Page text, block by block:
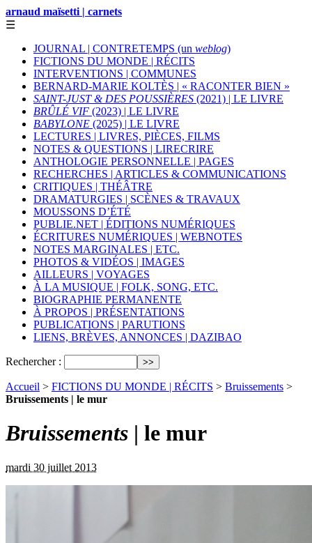
arnaud maïsetti | carnets
☰
JOURNAL | CONTRETEMPS (un weblog)
FICTIONS DU MONDE | RÉCITS
INTERVENTIONS | COMMUNES
BERNARD-MARIE KOLTÈS | « RACONTER BIEN »
SAINT-JUST & DES POUSSIÈRES (2021) | LE LIVRE
BRÛLÉ VIF (2023) | LE LIVRE
BABYLONE (2025) | LE LIVRE
LECTURES | LIVRES, PIÈCES, FILMS
NOTES & QUESTIONS | LIRECRIRE
ANTHOLOGIE PERSONNELLE | PAGES
RECHERCHES | ARTICLES & COMMUNICATIONS
CRITIQUES | THÉÂTRE
DRAMATURGIES | SCÈNES & TRAVAUX
MOUSSONS D’ÉTÉ
PUBLIE.NET | ÉDITIONS NUMÉRIQUES
ÉCRITURES NUMÉRIQUES | WEBNOTES
NOTES MARGINALES | ETC.
PHOTOS & VIDÉOS | IMAGES
AILLEURS | VOYAGES
À LA MUSIQUE | FOLK, SONG, ETC.
BIOGRAPHIE PERMANENTE
À PROPOS | PRÉSENTATIONS
PUBLICATIONS | PARUTIONS
LIENS, BRÈVES, ANNONCES | DAZIBAO
Rechercher :
Accueil > FICTIONS DU MONDE | RÉCITS > Bruissements >
Bruissements | le mur
Bruissements | le mur
mardi 30 juillet 2013